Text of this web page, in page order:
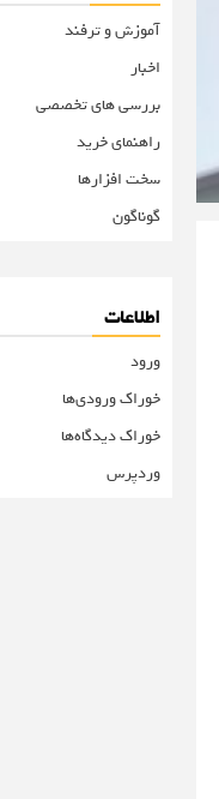
آموزش و ترفند
اخبار
بررسی های تخصصی
راهنمای خرید
سخت افزارها
گوناگون
اطلاعات
ورود
خوراک ورودی‌ها
خوراک دیدگاه‌ها
وردپرس